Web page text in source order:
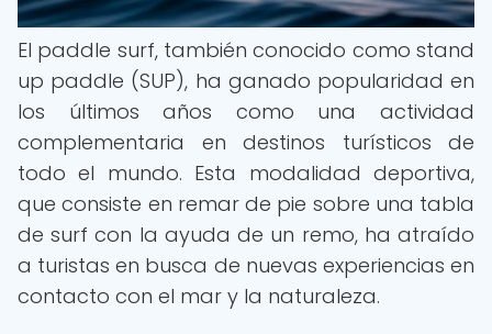
El paddle surf, también conocido como stand
up paddle (SUP), ha ganado popularidad en
los últimos años como una actividad
complementaria en destinos turísticos de
todo el mundo. Esta modalidad deportiva,
que consiste en remar de pie sobre una tabla
de surf con la ayuda de un remo, ha atraído
a turistas en busca de nuevas experiencias en
contacto con el mar y la naturaleza.